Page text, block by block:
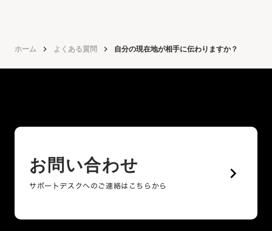
ホーム keyboard_arrow_right よくある質問 keyboard_arrow_right 自分の現在地が相手に伝わりますか？
お問い合わせ
サポートデスクへのご連絡はこちらから
keyboard_arrow_right